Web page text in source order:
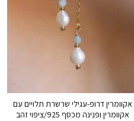
אקוומרין דרופ-עגילי שרשרת תלויים עם
אקוומרין ופנינה מכסף 925/ציפוי זהב